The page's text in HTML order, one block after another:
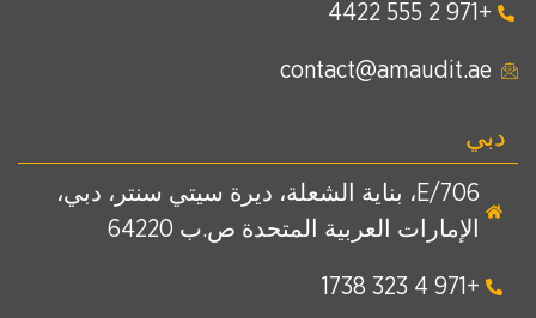
+971 2 555 4422
contact@amaudit.ae
دبي
E/706، بناية الشعلة، ديرة سيتي سنتر، دبي،
الإمارات العربية المتحدة ص.ب 64220
+971 4 323 1738